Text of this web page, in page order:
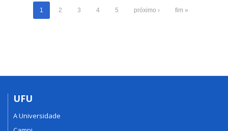
1 2 3 4 5 próximo › fim »
UFU
A Universidade